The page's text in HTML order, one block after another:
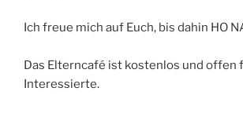
Ich freue mich auf Euch, bis dahin HO
Das Elterncafé ist kostenlos und offen
Interessierte.